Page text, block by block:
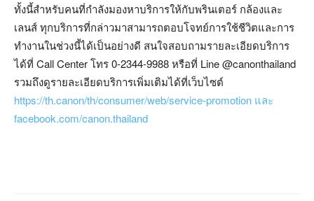
ทั้งนี้สำหรับคนที่กำลังมองหาบริการให้กับพรินเตอร์ กล้องและ
เลนส์ ทุกบริการที่กล่าวมาสามารถตอบโจทย์การใช้ชีวิตและการ
ทำงานในช่วงนี้ได้เป็นอย่างดี สนใจสอบถามรายละเอียดบริการ
ได้ที่ Call Center โทร 0-2344-9988 หรือที่ Line @canonthailand
รวมถึงดูรายละเอียดบริการเพิ่มเติมได้ที่เว็บไซต์
https://th.canon/th/consumer/web/service-promotion และ
facebook.com/canon.thailand